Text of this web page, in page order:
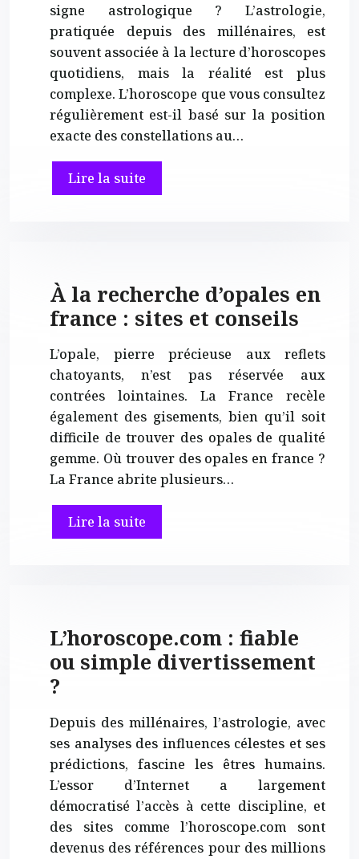
signe astrologique ? L’astrologie,
pratiquée depuis des millénaires, est
souvent associée à la lecture d’horoscopes
quotidiens, mais la réalité est plus
complexe. L’horoscope que vous consultez
régulièrement est-il basé sur la position
exacte des constellations au…
Lire la suite
À la recherche d’opales en
france : sites et conseils
L’opale, pierre précieuse aux reflets
chatoyants, n’est pas réservée aux
contrées lointaines. La France recèle
également des gisements, bien qu’il soit
difficile de trouver des opales de qualité
gemme. Où trouver des opales en france ?
La France abrite plusieurs…
Lire la suite
L’horoscope.com : fiable
ou simple divertissement
?
Depuis des millénaires, l’astrologie, avec
ses analyses des influences célestes et ses
prédictions, fascine les êtres humains.
L’essor d’Internet a largement
démocratisé l’accès à cette discipline, et
des sites comme l’horoscope.com sont
devenus des références pour des millions